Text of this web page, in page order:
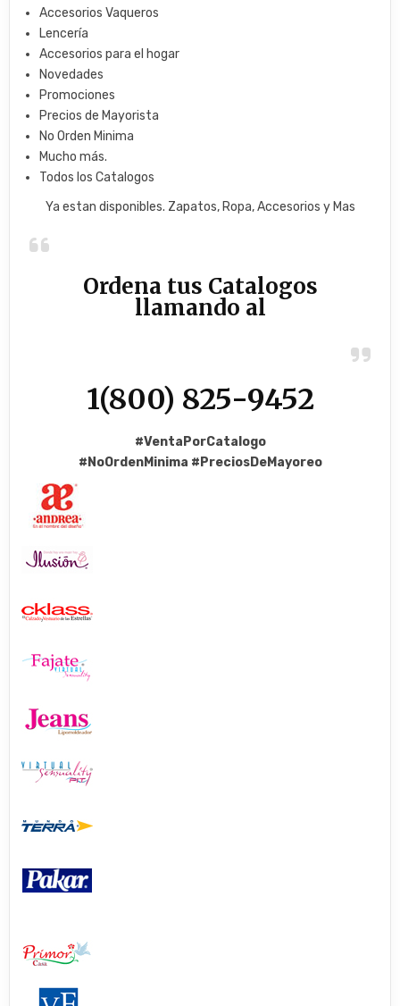
Accesorios Vaqueros
Lencería
Accesorios para el hogar
Novedades
Promociones
Precios de Mayorista
No Orden Minima
Mucho más.
Todos los Catalogos
Ya estan disponibles. Zapatos, Ropa, Accesorios y Mas
Ordena tus Catalogos
llamando al
1(800) 825-9452
#VentaPorCatalogo
#NoOrdenMinima #PreciosDeMayoreo